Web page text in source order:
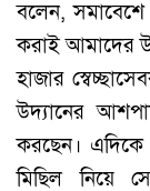
বলেন,
করাই আমাদের
হাজার
উদ্যানের
করছেন। এদিকে
মিছিল নিয়ে